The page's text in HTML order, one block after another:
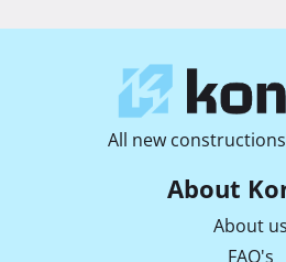
All new
About
About us
FAQ's